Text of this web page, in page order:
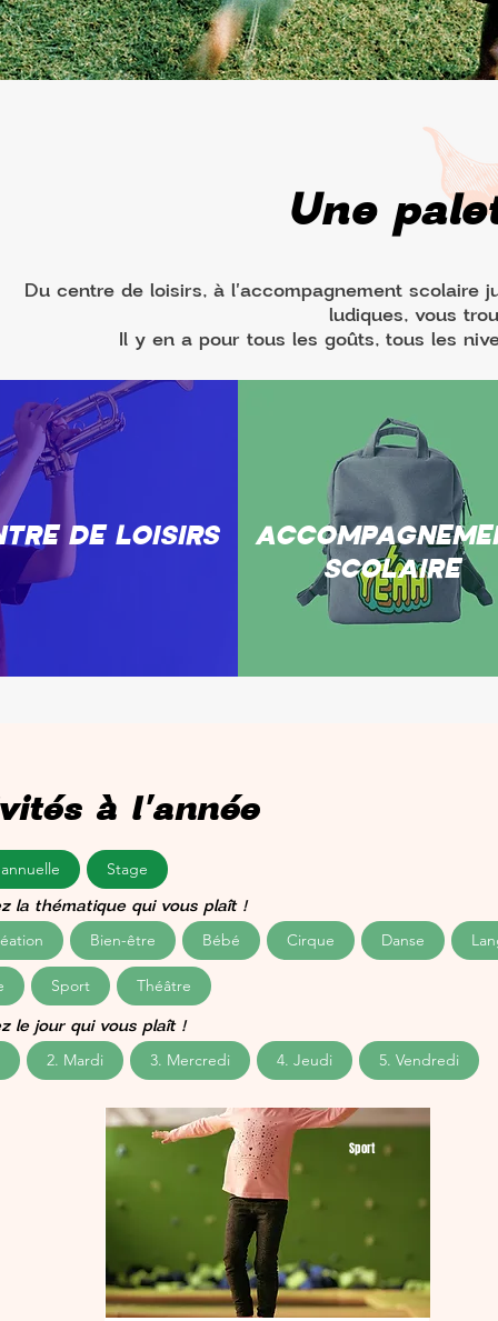
Une
Du centre de loisirs, à l'accompagnement
ludiques, vous
Il y en a pour tous les goûts, tous les
DE LOISIRS
SCOLAIRE
à l'année
Stage
la thématique qui vous plaît !
Bien-être Bébé Cirque Danse
Sport Théâtre
le jour qui vous plaît !
2. Mardi 3. Mercredi 4. Jeudi 5. Vendredi
Sport